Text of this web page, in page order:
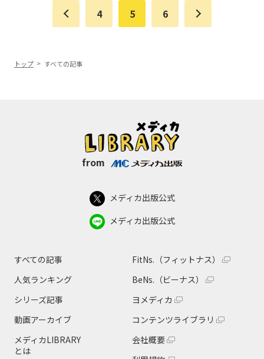
4 5 6
トップ すべての記事
from
メディカ出版公式
メディカ出版公式
すべての記事
人気ランキング
シリーズ記事
動画アーカイブ
メディカLIBRARY
とは
FitNs.（フィットナス）
BeNs.（ビーナス）
ヨメディカ
コンテンツライブラリ
会社概要